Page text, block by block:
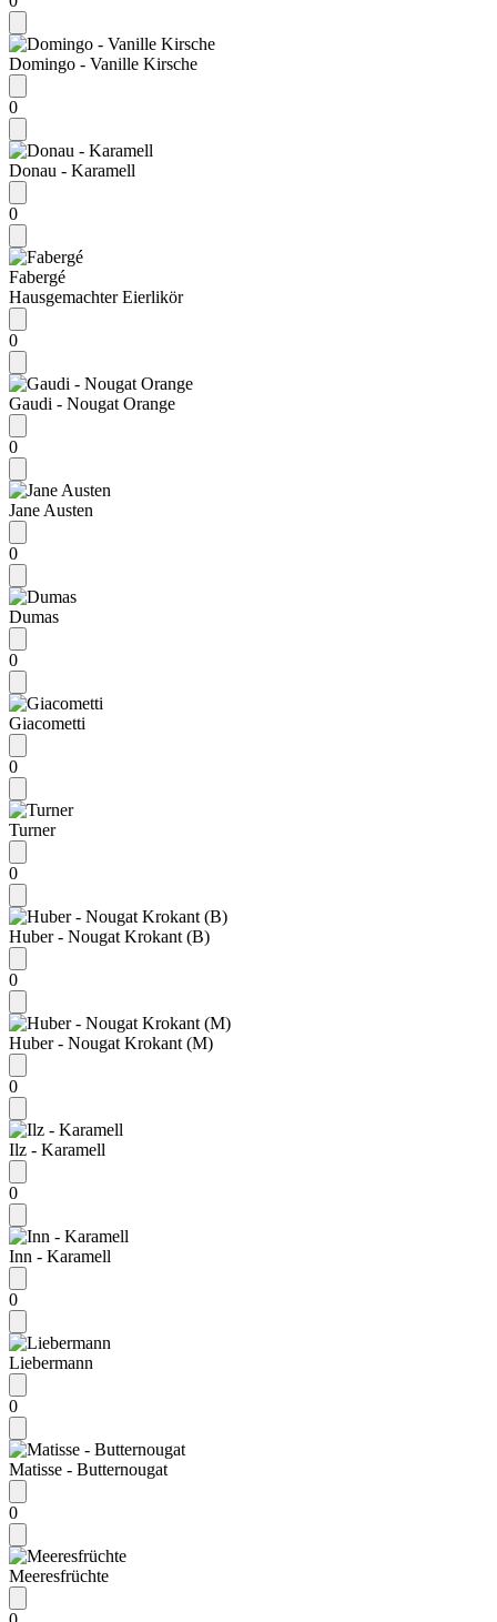
Domingo - Vanille Kirsche
0
Donau - Karamell
0
Fabergé
Hausgemachter Eierlikör
0
Gaudi - Nougat Orange
0
Jane Austen
0
Dumas
0
Giacometti
0
Turner
0
Huber - Nougat Krokant (B)
0
Huber - Nougat Krokant (M)
0
Ilz - Karamell
0
Inn - Karamell
0
Liebermann
0
Matisse - Butternougat
0
Meeresfrüchte